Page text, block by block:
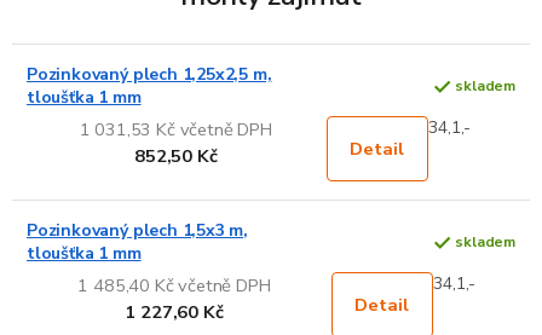
Pozinkovaný plech 1,25x2,5 m,
tloušťka 1 mm
skladem
1 031,53 Kč včetně DPH
852,50 Kč
Detail
34,1,-
Pozinkovaný plech 1,5x3 m,
tloušťka 1 mm
skladem
1 485,40 Kč včetně DPH
1 227,60 Kč
Detail
34,1,-